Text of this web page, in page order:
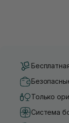
Только
Система